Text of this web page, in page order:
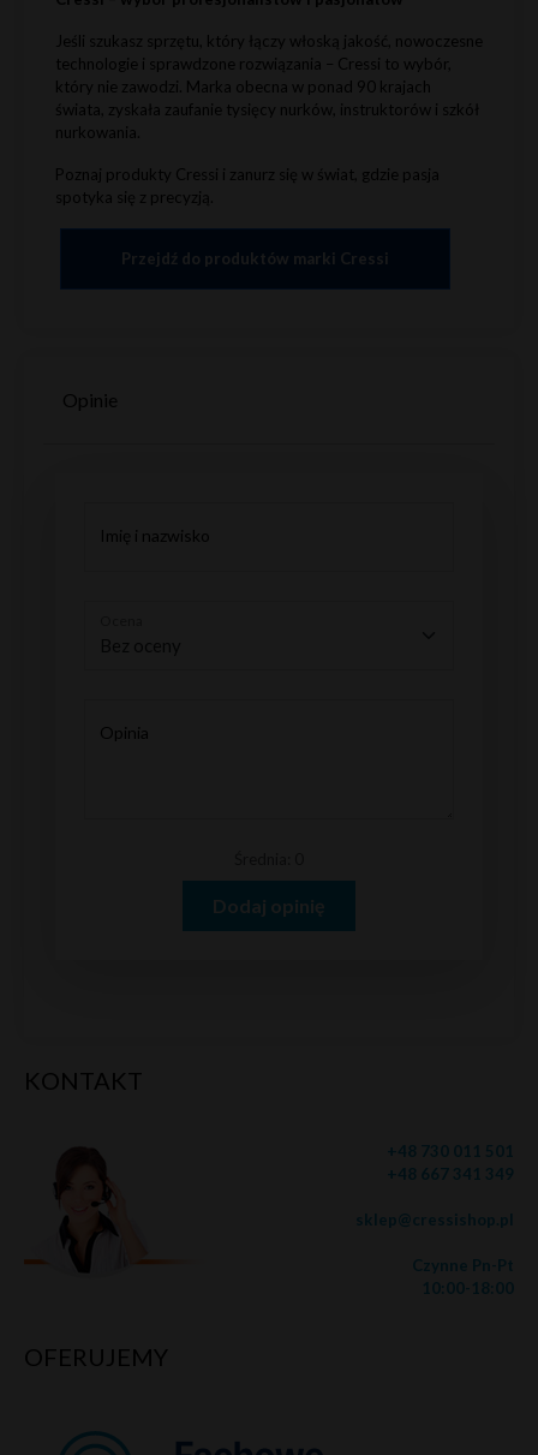
KONTAKT
+48 730 011 501
+48 667 341 349
sklep@cressishop.pl
Czynne Pn-Pt
10:00-18:00
OFERUJEMY
Jeśli szukasz sprzętu, który łączy włoską jakość, nowoczesne
technologie i sprawdzone rozwiązania – Cressi to wybór,
który nie zawodzi. Marka obecna w ponad 90 krajach
świata, zyskała zaufanie tysięcy nurków, instruktorów i szkół
nurkowania.
Poznaj produkty Cressi i zanurz się w świat, gdzie pasja
spotyka się z precyzją.
Przejdź do produktów marki Cressi
Opinie
Imię i nazwisko
Opinia
Dodaj opinię